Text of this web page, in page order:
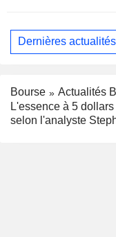
Dernières actualités
Bourse
Actualités
L'essence à 5
selon l'analyste